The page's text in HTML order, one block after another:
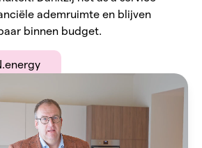
ademruimte en blijven
binnen budget.